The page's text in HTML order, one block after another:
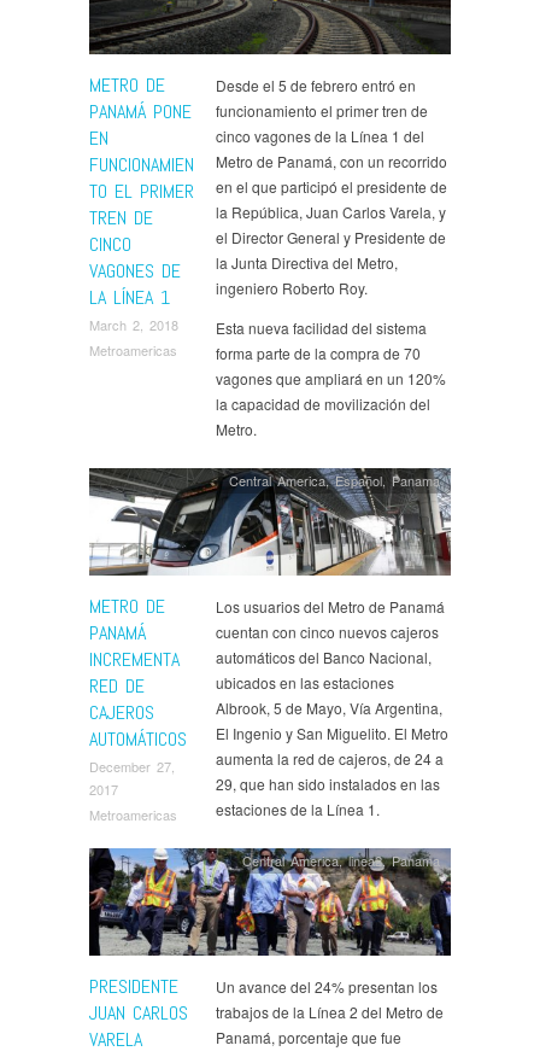
METRO DE
PANAMÁ PONE
EN
FUNCIONAMIEN
TO EL PRIMER
TREN DE
CINCO
VAGONES DE
LA LÍNEA 1
March 2, 2018
Metroamericas
Desde el 5 de febrero entró en
funcionamiento el primer tren de
cinco vagones de la Línea 1 del
Metro de Panamá, con un recorrido
en el que participó el presidente de
la República, Juan Carlos Varela, y
el Director General y Presidente de
la Junta Directiva del Metro,
ingeniero Roberto Roy.
Esta nueva facilidad del sistema
forma parte de la compra de 70
vagones que ampliará en un 120%
la capacidad de movilización del
Metro.
METRO DE
PANAMÁ
INCREMENTA
RED DE
CAJEROS
AUTOMÁTICOS
December 27,
2017
Metroamericas
Central America,Español, Panama
Los usuarios del Metro de Panamá
cuentan con cinco nuevos cajeros
automáticos del Banco Nacional,
ubicados en las estaciones
Albrook, 5 de Mayo, Vía Argentina,
El Ingenio y San Miguelito. El Metro
aumenta la red de cajeros, de 24 a
29, que han sido instalados en las
estaciones de la Línea 1.
PRESIDENTE
JUAN CARLOS
VARELA
Central America,linea2,Panama
Un avance del 24% presentan los
trabajos de la Línea 2 del Metro de
Panamá, porcentaje que fue